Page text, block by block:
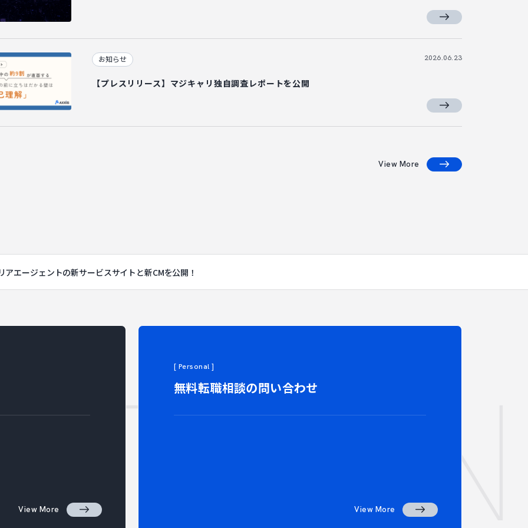
お知らせ 2026.06.23
【プレスリリース】マジキャリ独自調査レポートを公開
View More
アエージェントの新サービスサイトと新CMを公開！
View More
[ Personal ]
無料転職相談の問い合わせ
View More